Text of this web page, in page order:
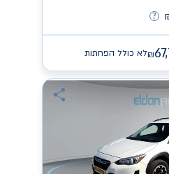
₪לא כולל הפחתות